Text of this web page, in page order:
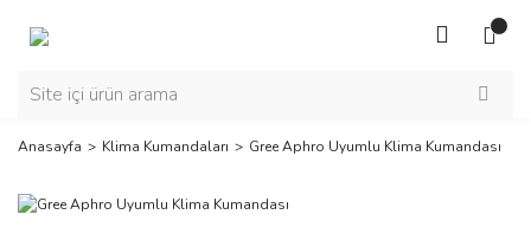
Anasayfa Klima Kumandaları Gree Aphro Uyumlu Klima Kumandası